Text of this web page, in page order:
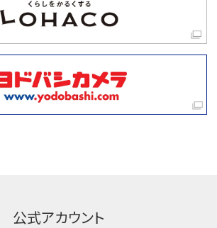
公式アカウント